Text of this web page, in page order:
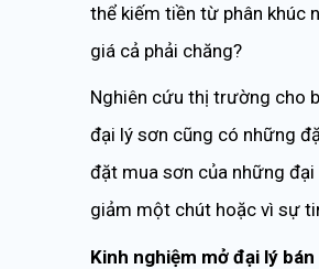
thể kiếm tiền từ phân khúc
giá cả phải chăng?
Nghiên cứu thị trường cho
đại lý sơn cũng có những
đặt mua sơn của những
giảm một chút hoặc vì sự
Kinh nghiệm mở đại lý